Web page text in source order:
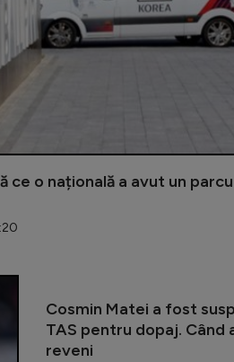
ce o națională a avut un
Cosmin Matei a fost
TAS pentru dopaj. Când
reveni